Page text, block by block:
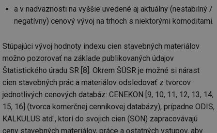
a v nadväznosti na vyššie uvedené aj aktuálny (nestabilný /
negatívny) cenový vývoj na trhoch s niektorými komoditami.
Stúpajúci vývoj hodnoty indexu cien stavebných materiálov
možno pozorovať na základe publikovaných údajov
Štatistického úradu SR [8]. Okrem ŠÚSR je možné si nárast
cien stavebných prác a materiálov odsledovať z tvorcov
jednotlivých cenových databáz: CENEKON [9, 10, 11, 12, 13, 14,
15, 16] (tvorca komerčnej cenníkovej databázy), prípadne ODIS,
KALKULUS atď., ktorí do svojich cien (SON) zapracovávajú
ceny stavebných materiálov, práce a ostatných vstupov, aby